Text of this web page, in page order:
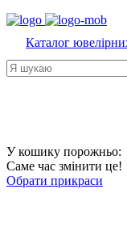
Каталог
У кошику порожньо:
Саме час змінити це!
Обрати прикраси